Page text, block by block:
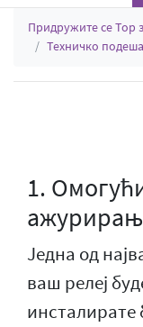
Придружите се Тор
Техничко
1.
Једна од
ваш релеј
инсталирате